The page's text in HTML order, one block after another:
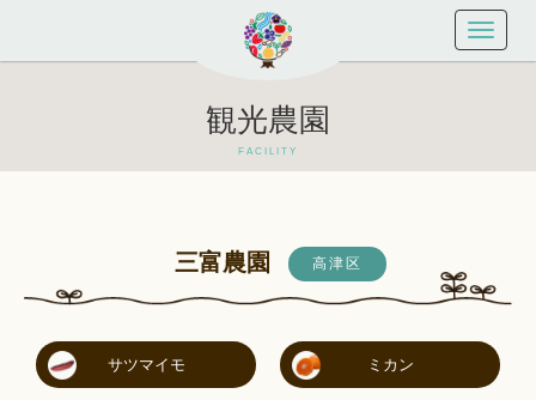
MENU
観光農園
FACILITY
三富農園 高津区
サツマイモ ミカン